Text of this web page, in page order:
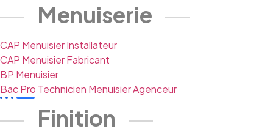
Menuiserie
CAP Menuisier Installateur
CAP Menuisier Fabricant
BP Menuisier
Bac Pro Technicien Menuisier Agenceur
Finition